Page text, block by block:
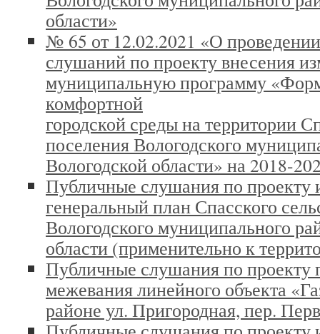
области»
№ 65 от 12.02.2021 «О
слушаний по проекту внесения
муниципальную программу
комфортной
городской среды на территории
поселения Вологодского
Вологодской области» на 2018-
Публичные слушания по проекту
генеральный план Спасского
Вологодского муниципального
области (применительно к
Публичные слушания по проекту
межевания линейного объекта
районе ул. Пригородная, пер.